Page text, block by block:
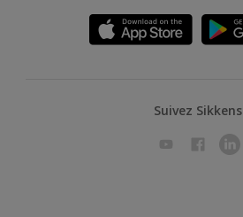
Suivez Sikkens